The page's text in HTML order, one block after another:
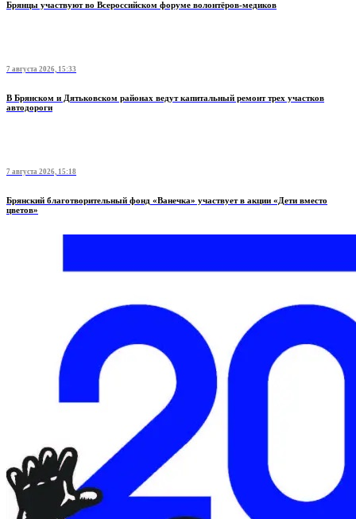
Брянцы участвуют во Всероссийском форуме волонтёров-медиков
7 августа 2026, 15:33
В Брянском и Дятьковском районах ведут капитальный ремонт трех участков
автодороги
7 августа 2026, 15:18
Брянский благотворительный фонд «Ванечка» участвует в акции «Дети вместо
цветов»